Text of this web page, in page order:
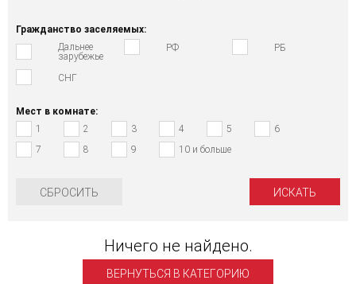
Гражданство заселяемых:
Дальнее
зарубежье
РФ РБ
СНГ
Мест в комнате:
1
2 3 4 5
6
7
8 9 10 и больше
СБРОСИТЬ
Ничего не найдено.
ВЕРНУТЬСЯ В КАТЕГОРИЮ